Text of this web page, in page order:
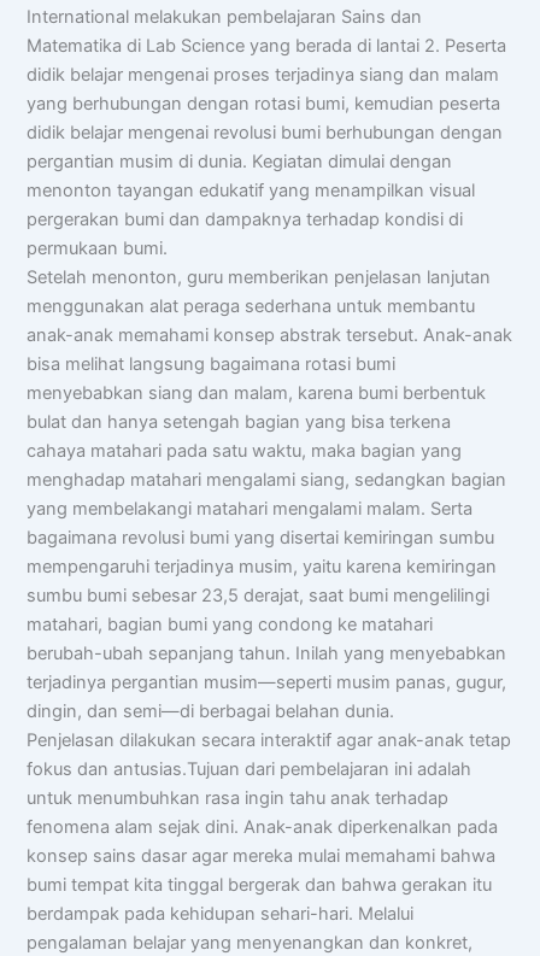
International melakukan pembelajaran Sains dan
Matematika di Lab Science yang berada di lantai 2. Peserta
didik belajar mengenai proses terjadinya siang dan malam
yang berhubungan dengan rotasi bumi, kemudian peserta
didik belajar mengenai revolusi bumi berhubungan dengan
pergantian musim di dunia. Kegiatan dimulai dengan
menonton tayangan edukatif yang menampilkan visual
pergerakan bumi dan dampaknya terhadap kondisi di
permukaan bumi.
Setelah menonton, guru memberikan penjelasan lanjutan
menggunakan alat peraga sederhana untuk membantu
anak-anak memahami konsep abstrak tersebut. Anak-anak
bisa melihat langsung bagaimana rotasi bumi
menyebabkan siang dan malam, karena bumi berbentuk
bulat dan hanya setengah bagian yang bisa terkena
cahaya matahari pada satu waktu, maka bagian yang
menghadap matahari mengalami siang, sedangkan bagian
yang membelakangi matahari mengalami malam. Serta
bagaimana revolusi bumi yang disertai kemiringan sumbu
mempengaruhi terjadinya musim, yaitu karena kemiringan
sumbu bumi sebesar 23,5 derajat, saat bumi mengelilingi
matahari, bagian bumi yang condong ke matahari
berubah-ubah sepanjang tahun. Inilah yang menyebabkan
terjadinya pergantian musim—seperti musim panas, gugur,
dingin, dan semi—di berbagai belahan dunia.
Penjelasan dilakukan secara interaktif agar anak-anak tetap
fokus dan antusias.Tujuan dari pembelajaran ini adalah
untuk menumbuhkan rasa ingin tahu anak terhadap
fenomena alam sejak dini. Anak-anak diperkenalkan pada
konsep sains dasar agar mereka mulai memahami bahwa
bumi tempat kita tinggal bergerak dan bahwa gerakan itu
berdampak pada kehidupan sehari-hari. Melalui
pengalaman belajar yang menyenangkan dan konkret,